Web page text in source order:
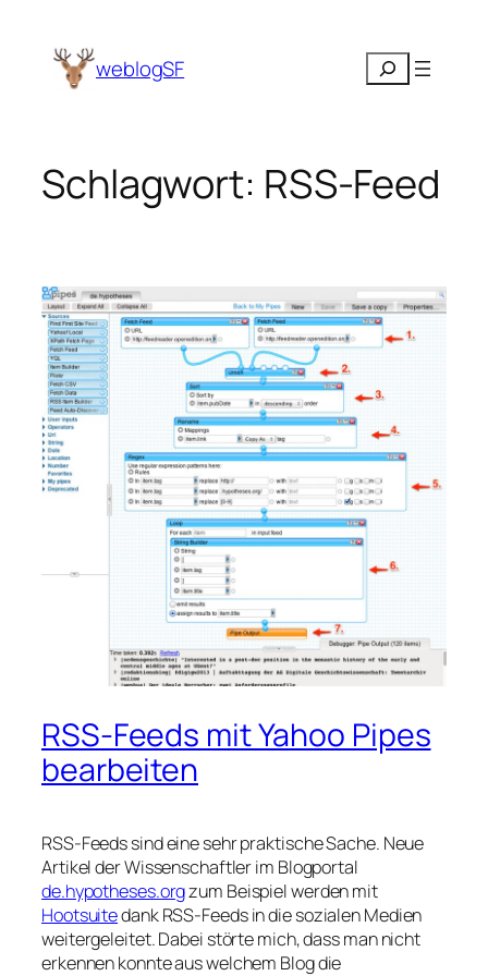
Inhalt
springen weblogSF Suchen
Schlagwort: RSS-Feed
RSS-Feeds mit Yahoo Pipes
bearbeiten
RSS-Feeds sind eine sehr praktische Sache. Neue
Artikel der Wissenschaftler im Blogportal
de.hypotheses.orgzum Beispiel werden mit
Hootsuitedank RSS-Feeds in die sozialen Medien
weitergeleitet. Dabei störte mich, dass man nicht
erkennen konnte aus welchem Blog die